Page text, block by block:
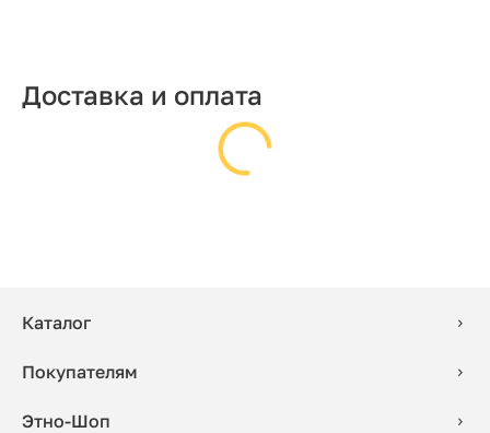
Доставка и оплата
Каталог
Покупателям
Этно-Шоп